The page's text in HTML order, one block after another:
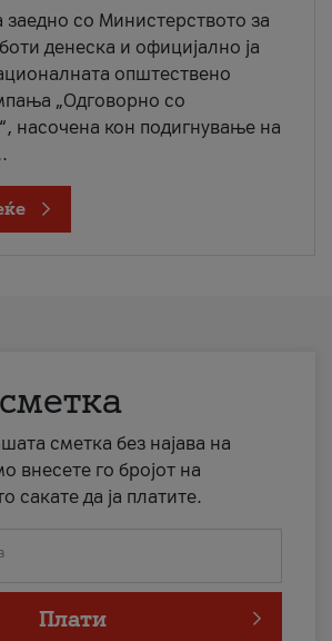
заедно со Министерството за
денеска и официјално ја
општествено
„Одговорно со
насочена кон подигнување на
сметка без најава на
внесете го бројот на
сакате да ја платите.
Плати